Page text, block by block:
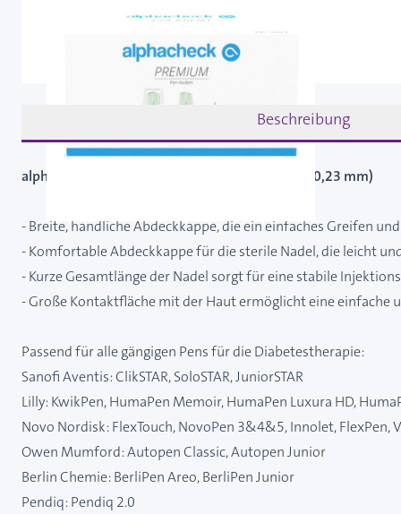
Beschreibung
alphacheck PREMIUM Pen-Nadeln 4 mm x 32G (0,23 mm)
- Breite, handliche Abdeckkappe, die ein einfaches Greifen
- Komfortable Abdeckkappe für die sterile Nadel, die leicht
- Kurze Gesamtlänge der Nadel sorgt für eine stabile
- Große Kontaktfläche mit der Haut ermöglicht eine einfache
Passend für alle gängigen Pens für die Diabetestherapie:
Sanoﬁ Aventis: ClikSTAR, SoloSTAR, JuniorSTAR
Lilly: KwikPen, HumaPen Memoir, HumaPen Luxura HD,
Novo Nordisk: FlexTouch, NovoPen 3&4&5, Innolet, FlexPen,
Owen Mumford: Autopen Classic, Autopen Junior
Berlin Chemie: BerliPen Areo, BerliPen Junior
Pendiq: Pendiq 2.0